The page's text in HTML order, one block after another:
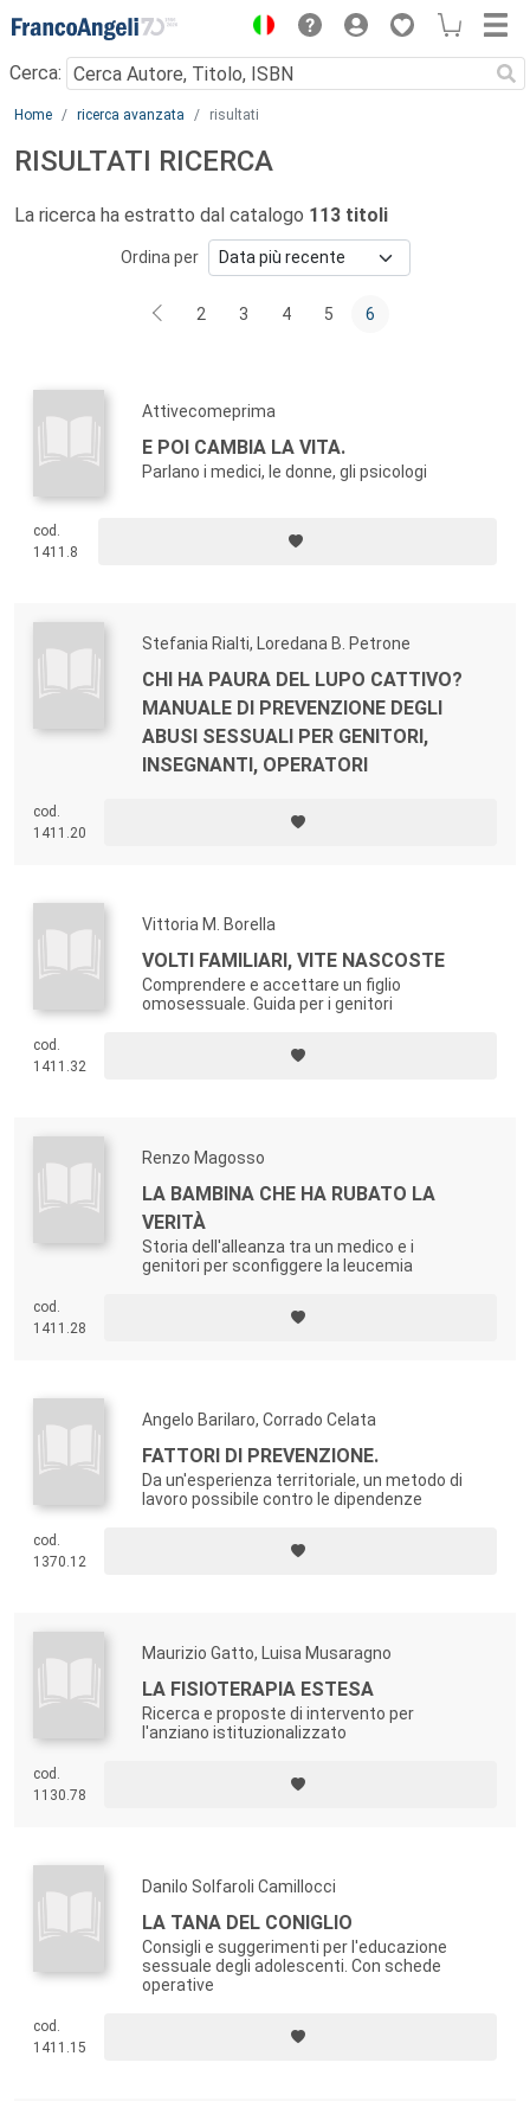
Menu
Cerca:
Main content
Home ricerca avanzata risultati
RISULTATI RICERCA
La ricerca ha estratto dal catalogo 113 titoli
Ordina per
2 3 4 5 6
Attivecomeprima
E POI CAMBIA LA VITA.
Parlano i medici, le donne, gli psicologi
cod.
1411.8
Stefania Rialti, Loredana B. Petrone
CHI HA PAURA DEL LUPO CATTIVO?
MANUALE DI PREVENZIONE DEGLI
ABUSI SESSUALI PER GENITORI,
INSEGNANTI, OPERATORI
cod.
1411.20
Vittoria M. Borella
VOLTI FAMILIARI, VITE NASCOSTE
Comprendere e accettare un figlio
omosessuale. Guida per i genitori
cod.
1411.32
Renzo Magosso
LA BAMBINA CHE HA RUBATO LA
VERITÀ
Storia dell'alleanza tra un medico e i
genitori per sconfiggere la leucemia
cod.
1411.28
Angelo Barilaro, Corrado Celata
FATTORI DI PREVENZIONE.
Da un'esperienza territoriale, un metodo di
lavoro possibile contro le dipendenze
cod.
1370.12
Maurizio Gatto, Luisa Musaragno
LA FISIOTERAPIA ESTESA
Ricerca e proposte di intervento per
l'anziano istituzionalizzato
cod.
1130.78
Danilo Solfaroli Camillocci
LA TANA DEL CONIGLIO
Consigli e suggerimenti per l'educazione
sessuale degli adolescenti. Con schede
operative
cod.
1411.15